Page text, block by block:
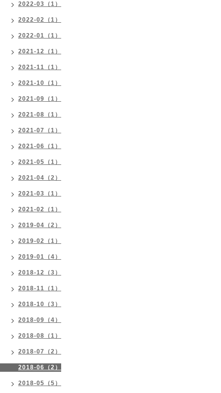
2022-03（1）
2022-02（1）
2022-01（1）
2021-12（1）
2021-11（1）
2021-10（1）
2021-09（1）
2021-08（1）
2021-07（1）
2021-06（1）
2021-05（1）
2021-04（2）
2021-03（1）
2021-02（1）
2019-04（2）
2019-02（1）
2019-01（4）
2018-12（3）
2018-11（1）
2018-10（3）
2018-09（4）
2018-08（1）
2018-07（2）
2018-06（2）
2018-05（5）